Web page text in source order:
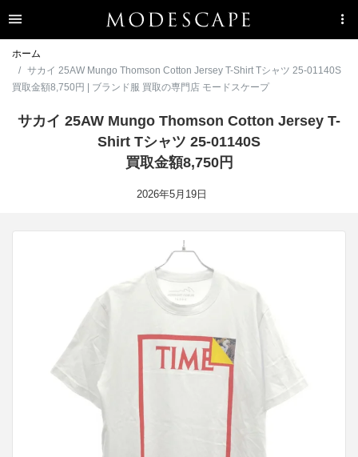
ホーム
サカイ 25AW Mungo Thomson Cotton Jersey T-Shirt Tシャツ 25-01140S
買取金額8,750円 | ブランド服 買取の専門店 モードスケープ
サカイ 25AW Mungo Thomson Cotton Jersey T-
Shirt Tシャツ 25-01140S
買取金額8,750円
2026年5月19日